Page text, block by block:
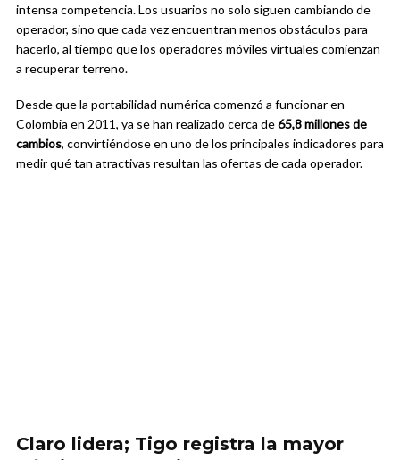
intensa competencia. Los usuarios no solo siguen cambiando de
operador, sino que cada vez encuentran menos obstáculos para
hacerlo, al tiempo que los operadores móviles virtuales comienzan
a recuperar terreno.
Desde que la portabilidad numérica comenzó a funcionar en
Colombia en 2011, ya se han realizado cerca de65,8 millones de
cambios, convirtiéndose en uno de los principales indicadores para
medir qué tan atractivas resultan las ofertas de cada operador.
Claro lidera; Tigo registra la mayor